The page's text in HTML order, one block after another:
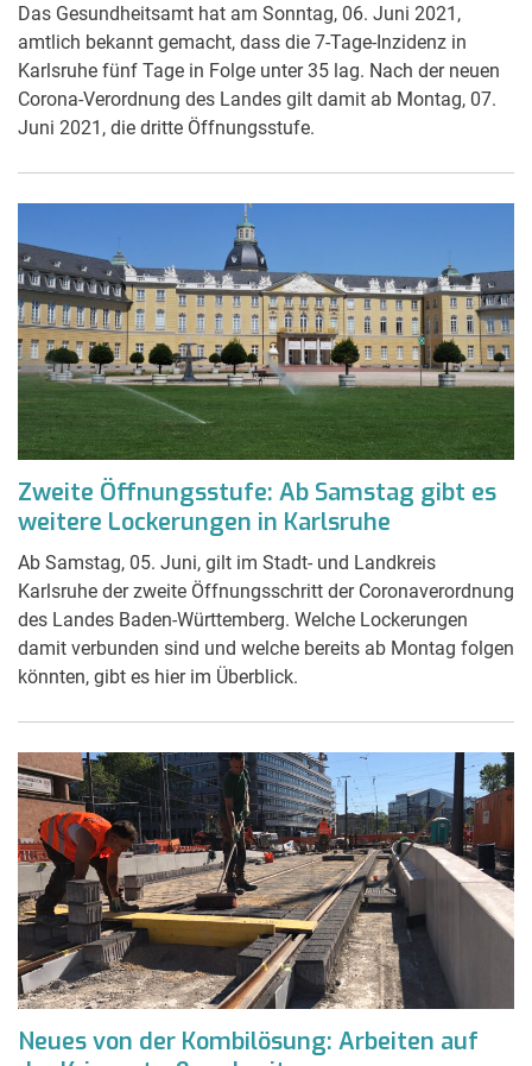
Das Gesundheitsamt hat am Sonntag, 06. Juni 2021,
amtlich bekannt gemacht, dass die 7-Tage-Inzidenz in
Karlsruhe fünf Tage in Folge unter 35 lag. Nach der neuen
Corona-Verordnung des Landes gilt damit ab Montag, 07.
Juni 2021, die dritte Öffnungsstufe.
Zweite Öffnungsstufe: Ab Samstag gibt es
weitere Lockerungen in Karlsruhe
Ab Samstag, 05. Juni, gilt im Stadt- und Landkreis
Karlsruhe der zweite Öffnungsschritt der Coronaverordnung
des Landes Baden-Württemberg. Welche Lockerungen
damit verbunden sind und welche bereits ab Montag folgen
könnten, gibt es hier im Überblick.
Neues von der Kombilösung: Arbeiten auf